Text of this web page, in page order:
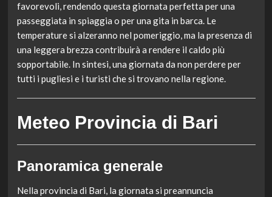
favorevoli, rendendo questa giornata perfetta per una
passeggiata in spiaggia o per una gita in barca. Le
temperature si alzeranno nel pomeriggio, ma la presenza di
una leggera brezza contribuirà a rendere il caldo più
sopportabile. In sintesi, una giornata da non perdere per
tutti i pugliesi e i turisti che si trovano nella regione.
Meteo Provincia di Bari
Panoramica generale
Nella provincia di Bari, la giornata si preannuncia